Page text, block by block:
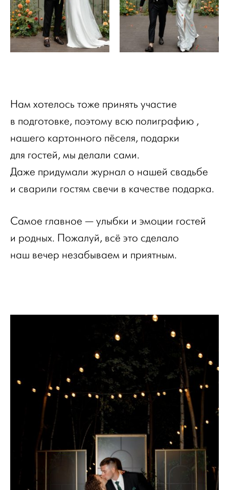
Нам хотелось тоже принять участие
в подготовке, поэтому всю полиграфию ,
нашего картонного пёселя, подарки
для гостей, мы делали сами.
Даже придумали журнал о нашей свадьбе
и сварили гостям свечи в качестве подарка.
Самое главное — улыбки и эмоции гостей
и родных. Пожалуй, всё это сделало
наш вечер незабываем и приятным.